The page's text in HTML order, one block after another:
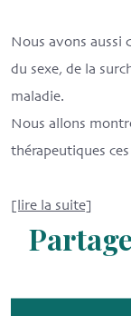
Nous avons aussi
du sexe, de la
maladie.
Nous allons
thérapeutiques
[lire la suite]